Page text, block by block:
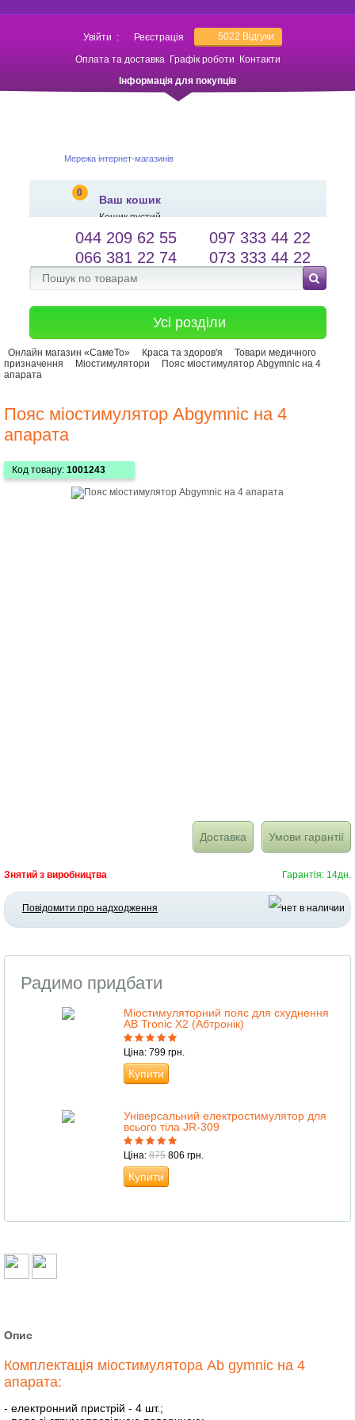
Увійти : Реєстрація 5022 Відгуки
Оплата та доставка Графік роботи
Контакти
Інформація для покупців
Мережа інтернет-магазинів
0
Ваш кошик
Кошик пустий
salessameto@gmail.com
Зворотній зв'язок
Мова сайту
044 209 62 55
097 333 44 22
066 381 22 74
073 333 44 22
Усі розділи
Онлайн магазин «СамеТо» Краса та здоров'я
Товари медичного
призначення
Міостимулятори
Пояс міостимулятор Abgymnic на 4
апарата
Пояс міостимулятор Abgymnic на 4
апарата
Код товару: 1001243
Доставка Умови гарантії
Знятий з виробництва Гарантія: 14дн.
Повідомити про надходження
Радимо придбати
Міостимуляторний пояс для схуднення
AB Tronic X2 (Абтронік)
Ціна: 799 грн.
Купити
Універсальний електростимулятор для
всього тіла JR-309
Ціна: 875 806 грн.
Купити
Опис
Комплектація міостимулятора Ab gymnic на 4
апарата:
- електронний пристрій - 4 шт.;